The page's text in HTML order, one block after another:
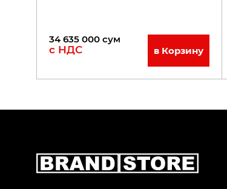
34 635 000 сум
с НДС в Корзину